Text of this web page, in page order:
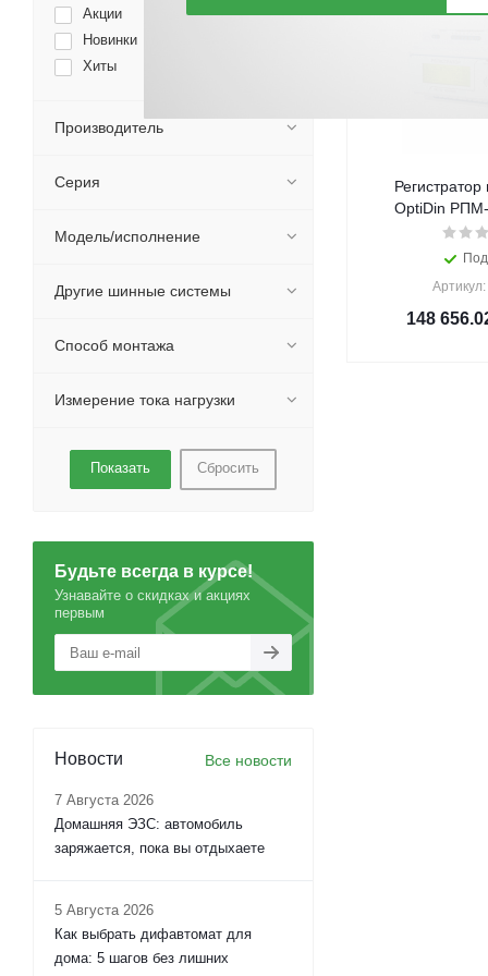
OptiDin
148
Акции
Новинки
Хиты
Производитель
Серия
Модель/исполнение
Другие шинные системы
Способ монтажа
Измерение тока нагрузки
Сбросить
Будьте всегда в курсе!
Узнавайте о скидках и акциях
первым
Новости Все новости
7 Августа 2026
Домашняя ЭЗС: автомобиль
заряжается, пока вы отдыхаете
5 Августа 2026
Как выбрать дифавтомат для
дома: 5 шагов без лишних